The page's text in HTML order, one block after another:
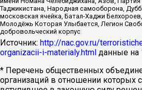
Таджикистана, Народная самооборона,
московская ячейка, Батал-Хаджи
Молодёжь Которая Улыбается, Легион
добровольческий корпус
Источник: http://nac.gov.ru/
organizacii-i-materialy.html данные на
* Перечень общественных
организаций в отношении которых